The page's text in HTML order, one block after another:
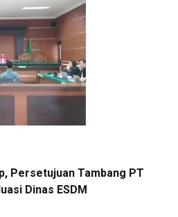
Persetujuan Tambang PT
Dinas ESDM